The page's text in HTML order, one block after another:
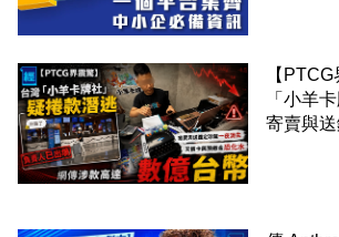
【
「小羊
寄賣與